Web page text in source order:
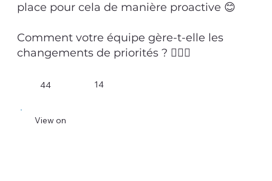
place pour cela de manière proactive 😊
Comment votre équipe gère-t-elle les
changements de priorités ? 💁🏻‍♂️
44 14
View on